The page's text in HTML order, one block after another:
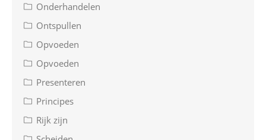
Onderhandelen
Ontspullen
Opvoeden
Opvoeden
Presenteren
Principes
Rijk zijn